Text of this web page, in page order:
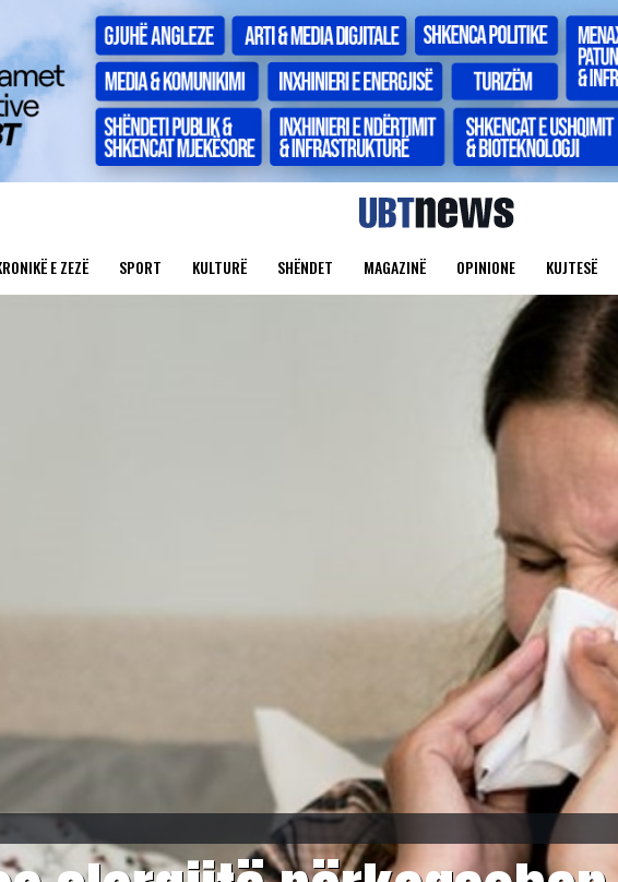
E ZEZË SPORT KULTURË SHËNDET MAGAZINË OPINIONE KUJTESË